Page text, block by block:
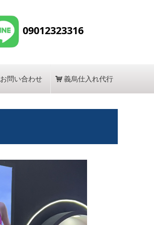
09012323316
お問い合わせ 낙 義烏仕入れ代行